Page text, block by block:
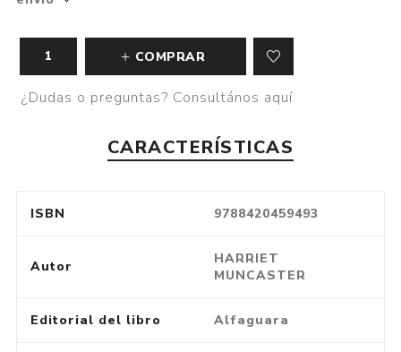
COMPRAR
¿Dudas o preguntas? Consultános aquí
CARACTERÍSTICAS
ISBN 9788420459493
Autor
HARRIET
MUNCASTER
Editorial del libro Alfaguara